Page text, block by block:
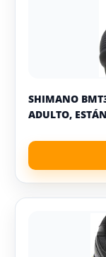
SHIMANO
ADULTO,